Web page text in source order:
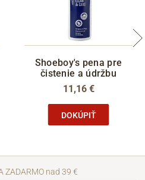
Shoeboy's pena pre
čistenie a údržbu
11,16 €
DOKÚPIŤ
ZADARMO nad 39 €